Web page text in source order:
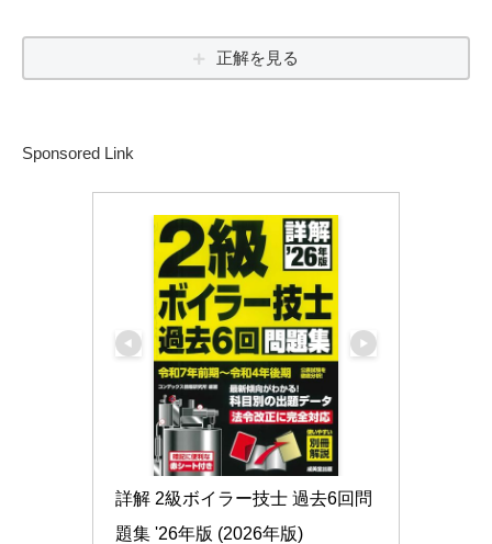
正解を見る
Sponsored Link
詳解 2級ボイラー技士 過去6回問
題集 '26年版 (2026年版)